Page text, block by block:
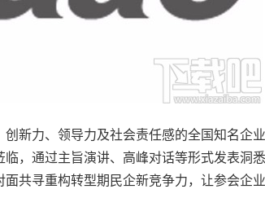
新力、领导力及社会责任感的全国知名企业
，通过主旨演讲、高峰对话等形式发表洞
共寻重构转型期民企新竞争力，让参会企